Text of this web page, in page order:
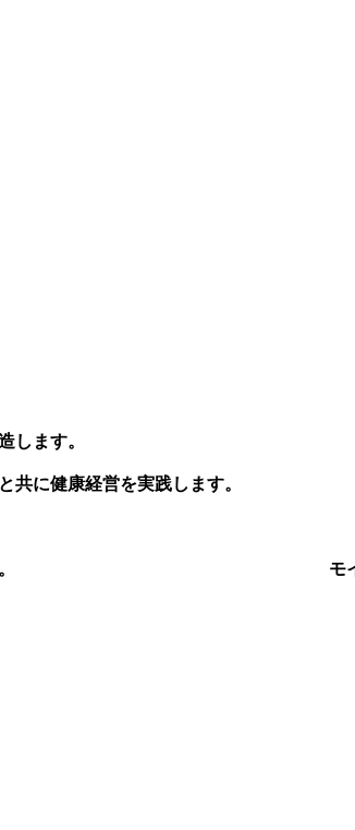
します。
共に健康経営を実践します。
モイスティーヌ